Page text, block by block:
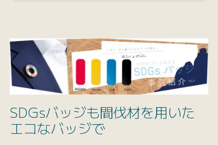
SDGsバッジも間伐材を用いた
エコなバッジで